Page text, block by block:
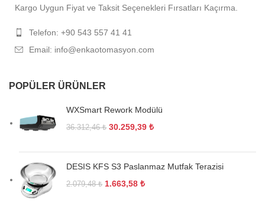
Kargo Uygun Fiyat ve Taksit Seçenekleri Fırsatları Kaçırma.
Telefon: +90 543 557 41 41
Email: info@enkaotomasyon.com
POPÜLER ÜRÜNLER
WXSmart Rework Modülü
36.312,46₺ 30.259,39 ₺
DESIS KFS S3 Paslanmaz Mutfak Terazisi
2.079,48₺ 1.663,58 ₺